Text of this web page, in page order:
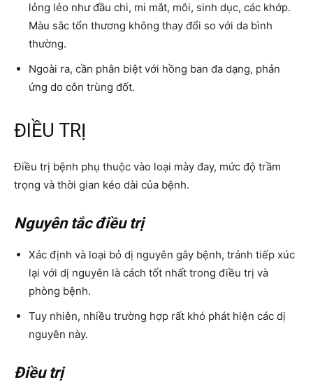
lỏng lẻo như đầu chi, mi mắt, môi, sinh dục, các khớp.
Màu sắc tổn thương không thay đổi so với da bình
thường.
Ngoài ra, cần phân biệt với hồng ban đa dạng, phản
ứng do côn trùng đốt.
ĐIỀU TRỊ
Điều trị bệnh phụ thuộc vào loại mày đay, mức độ trầm
trọng và thời gian kéo dài của bệnh.
Nguyên tắc điều trị
Xác định và loại bỏ dị nguyên gây bệnh, tránh tiếp xúc
lại với dị nguyên là cách tốt nhất trong điều trị và
phòng bệnh.
Tuy nhiên, nhiều trường hợp rất khó phát hiện các dị
nguyên này.
Điều trị